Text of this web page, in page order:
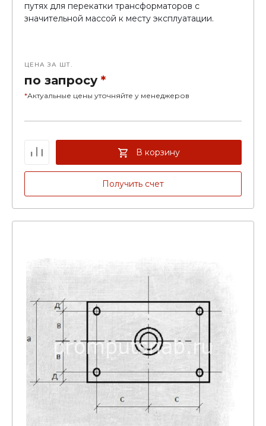
путях для перекатки трансформаторов с
значительной массой к месту эксплуатации.
ЦЕНА ЗА ШТ.
по запросу *
*Актуальные цены уточняйте у менеджеров
Получить счет
В корзину